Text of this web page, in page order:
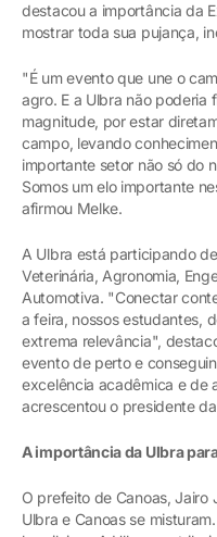
destacou a importância da
mostrar toda sua pujança,
"É um evento que une o
agro. E a Ulbra não poderia
magnitude, por estar
campo, levando
importante setor não só do
Somos um elo importante
afirmou Melke.
A Ulbra está participando
Veterinária, Agronomia,
Automotiva. "Conectar
a feira, nossos estudantes,
extrema relevância",
evento de perto e
excelência acadêmica e de
acrescentou o presidente
A importância da Ulbra
O prefeito de Canoas, Jairo
Ulbra e Canoas se